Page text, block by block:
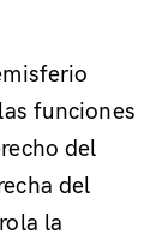
funciones
del
del
la